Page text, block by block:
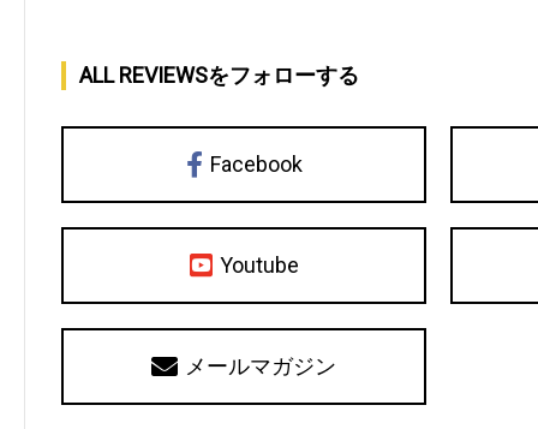
ALL REVIEWSをフォローする
Facebook
Youtube
メールマガジン